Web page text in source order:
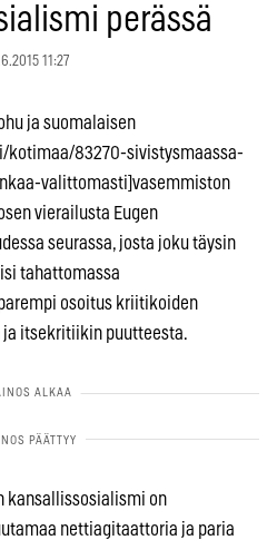
perässä
11:27
ja suomalaisen
kotimaa/83270-sivistysmaassa-
valittomasti]vasemmiston
vierailusta Eugen
seurassa, josta joku täysin
tahattomassa
osoitus kriitikoiden
itsekritiikin puutteesta.
kansallissosialismi on
nettiagitaattoria ja paria